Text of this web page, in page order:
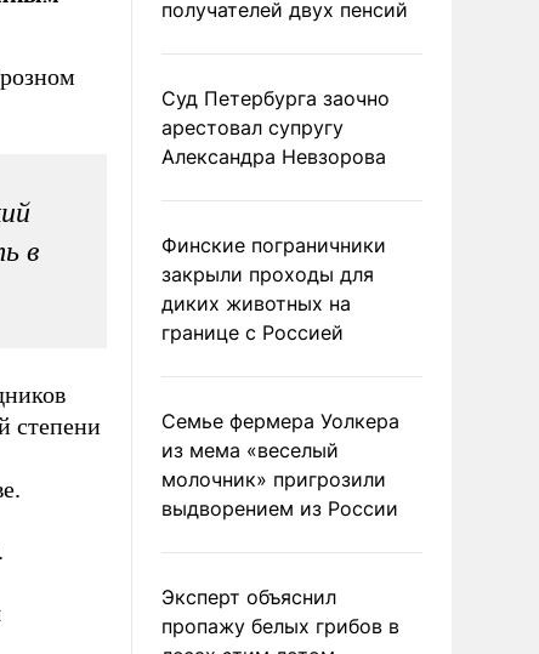
в
степени
получателей двух пенсий
Суд Петербурга заочно
арестовал супругу
Александра Невзорова
Финские пограничники
закрыли проходы для
диких животных на
границе с Россией
Семье фермера Уолкера
из мема «веселый
молочник» пригрозили
выдворением из России
Эксперт объяснил
пропажу белых грибов в